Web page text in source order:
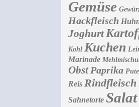
Gemüse
Hackfleisch
Joghurt
Kohl Kuchen
Marinade
Obst Paprika Pute
Reis Rindfleisch
Sahnetorte Salat